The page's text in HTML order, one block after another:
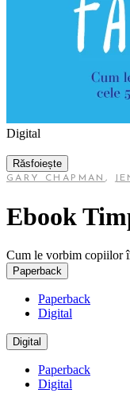
Digital
Răsfoiește
GARY CHAPMAN ,
Ebook
Cum le vorbim copiilor
Paperback
Paperback
Digital
Digital
Paperback
Digital